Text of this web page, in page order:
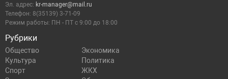
Рубрики
Общество
Экономика
Культура
Политика
Спорт
ЖКХ
Эл. адрес: kr-manager@mail.ru
Телефон: 8(35139) 3-71-09
Режим работы: ПН - ПТ с 9:00 до 18:00